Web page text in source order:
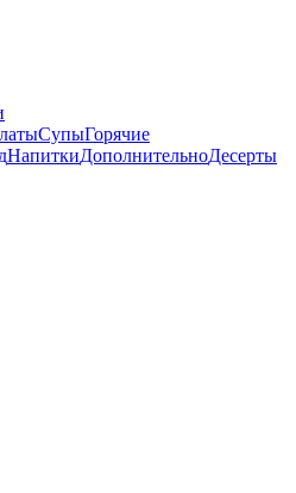
СупыГорячие
НапиткиДополнительноДесерты